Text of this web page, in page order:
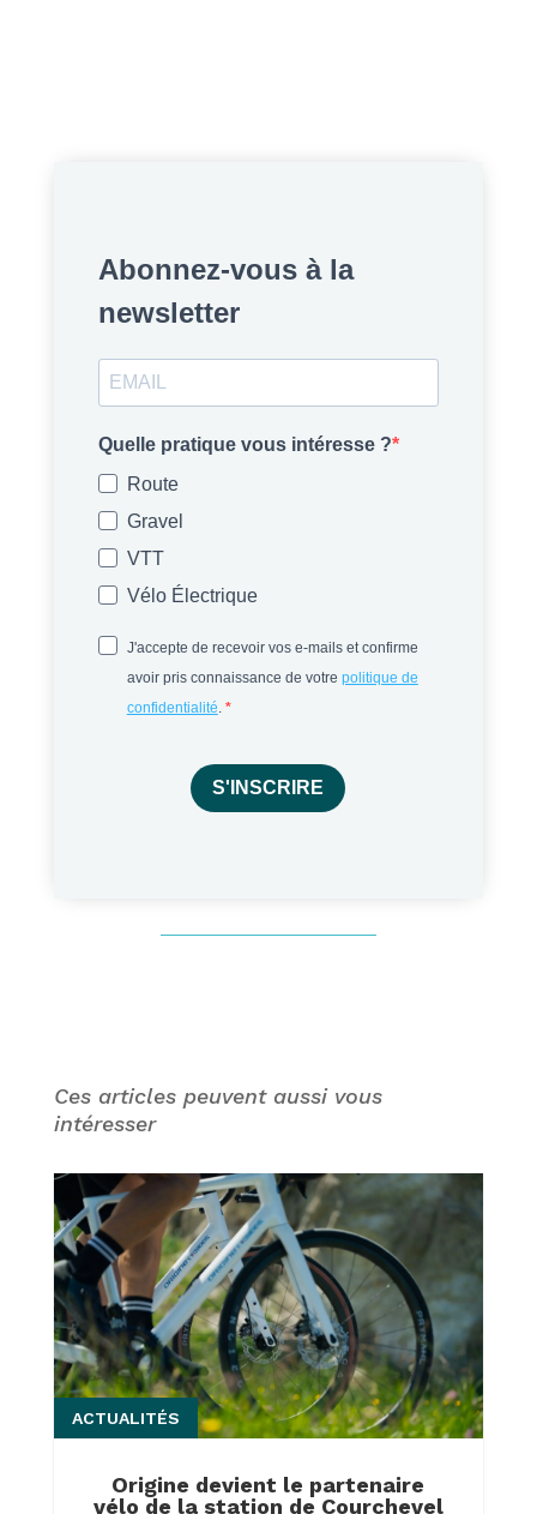
Abonnez-vous à la
newsletter
Quelle pratique vous intéresse ?
Route
Gravel
VTT
Vélo Électrique
J'accepte de recevoir vos e-mails et confirme
avoir pris connaissance de votre politique de
confidentialité
S'INSCRIRE
Ces articles peuvent aussi vous
intéresser
Origine devient le partenaire
vélo de la station de Courchevel
ACTUALITÉS